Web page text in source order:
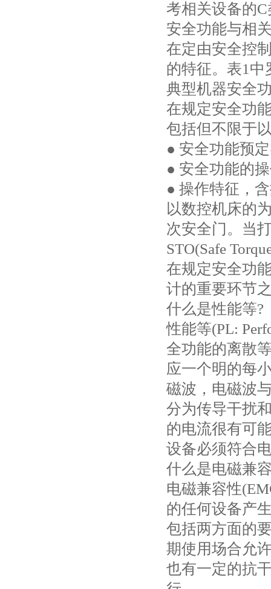
考相关设备的
安全功能与相
在定由安全控
的特征。表1中
典型机器安全
在规定安全功
包括但不限于
● 安全功能预
● 安全功能的
● 操作特征，
以数控机床的
次安全门。当
STO(Safe
在规定安全功
计的重要环节
什么是性能等?
性能等(PL:
全功能的离散
应一个明的每
磁波，电磁波
分为传导干扰
的电流很有可
设备必须符合
什么是电磁兼
电磁兼容性
的任何设备产
包括两方面的
期使用场合允
也有一定的抗